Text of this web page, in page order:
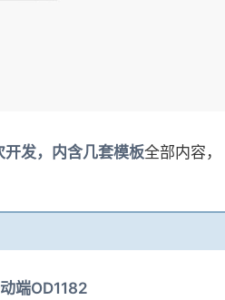
发，内含几套模板全部内容，
端OD1182